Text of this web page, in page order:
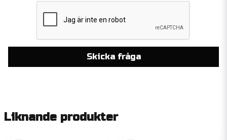
Skicka fråga
Liknande produkter